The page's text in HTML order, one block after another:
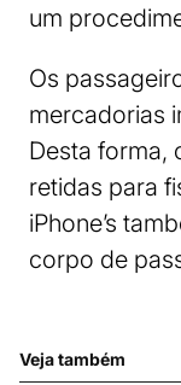
um
Os
mercadorias
Desta forma,
retidas para
iPhone’s
corpo de
Veja também